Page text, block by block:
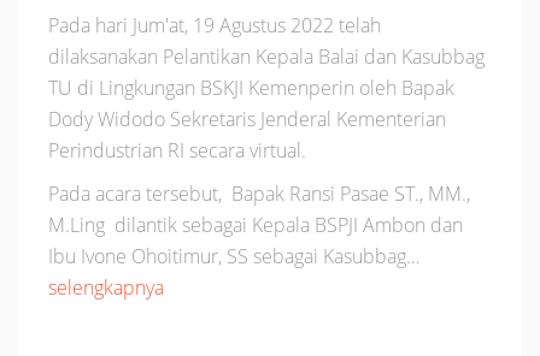
Pada hari Jum'at, 19 Agustus 2022 telah
dilaksanakan Pelantikan Kepala Balai dan Kasubbag
TU di Lingkungan BSKJI Kemenperin oleh Bapak
Dody Widodo Sekretaris Jenderal Kementerian
Perindustrian RI secara virtual.
Pada acara tersebut, Bapak Ransi Pasae ST., MM.,
M.Ling dilantik sebagai Kepala BSPJI Ambon dan
Ibu Ivone Ohoitimur, SS sebagai Kasubbag…
selengkapnya